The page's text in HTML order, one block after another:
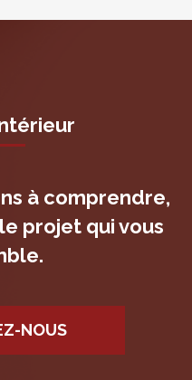
à comprendre,
projet qui vous
NOUS